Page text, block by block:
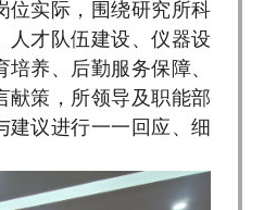
位实际，围绕研究所科
人才队伍建设、仪器设
养、后勤服务保障、
献策，所领导及职能部
建议进行一一回应、细